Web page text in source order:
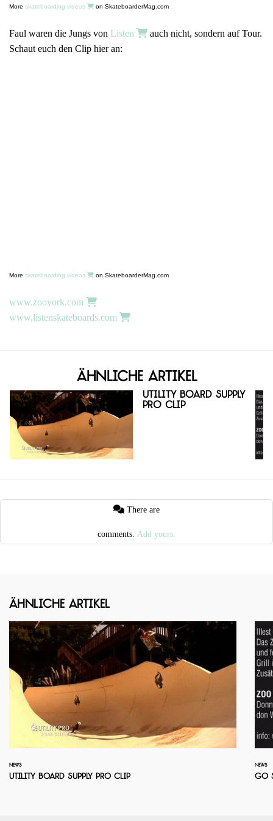
More skateboarding videos on SkateboarderMag.com
Faul waren die Jungs von Listen
auch nicht, sondern auf Tour.
Schaut euch den Clip hier an:
More skateboarding videos on SkateboarderMag.com
www.zooyork.com
www.listenskateboards.com
Ähnliche Artikel
Utility Board Supply
Pro Clip
comments. Add yours.
Ähnliche Artikel
NEWS
Utility Board Supply Pro Clip
NEWS
Go